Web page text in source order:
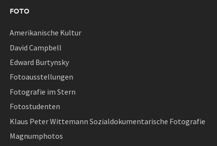
FOTO
Amerikanische Kultur
David Campbell
Edward Burtynsky
Fotoausstellungen
Fotografie im Stern
Fotostudenten
Klaus Peter Wittemann Sozialdokumentarische Fotografie
Magnumphotos